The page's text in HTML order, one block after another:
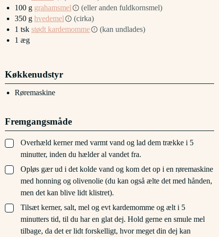
100 g grahamsmel
(eller anden fuldkornsmel)
350 g hvedemel
(cirka)
1 tsk stødt kardemomme
(kan undlades)
1 æg
Køkkenudstyr
Røremaskine
Fremgangsmåde
▢
Overhæld kerner med varmt vand og lad dem trække i 5
minutter, inden du hælder al vandet fra.
▢
Opløs gær ud i det kolde vand og kom det op i en røremaskine
med honning og olivenolie (du kan også ælte det med hånden,
men det kan blive lidt klistret).
▢
Tilsæt kerner, salt, mel og evt kardemomme og ælt i 5
minutters tid, til du har en glat dej. Hold gerne en smule mel
tilbage, da det er lidt forskelligt, hvor meget din dej kan